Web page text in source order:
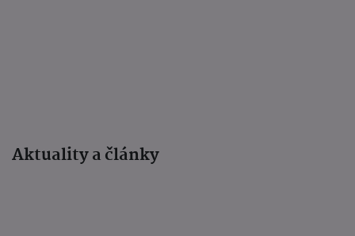
Aktuality a články